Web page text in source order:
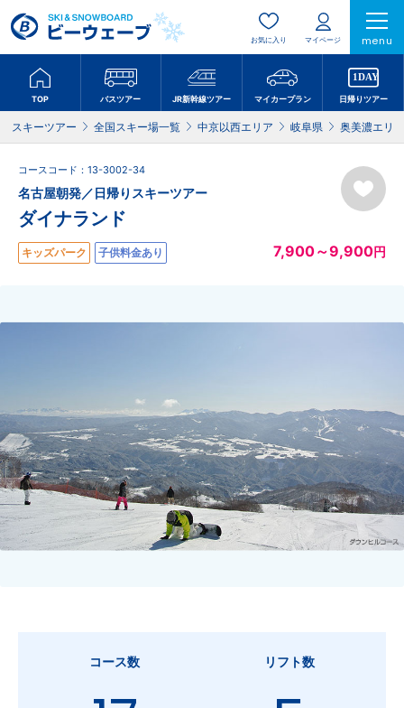
お気に入り マイページ menu
TOP バスツアー JR新幹線ツアー マイカープラン 日帰りツアー
スキーツアー 全国スキー場一覧 中京以西エリア 岐阜県 奥美濃エリア
コースコード：13-3002-34
名古屋朝発／日帰りスキーツアー
ダイナランド
キッズパーク 子供料金あり 7,900～9,900円
コース数 リフト数